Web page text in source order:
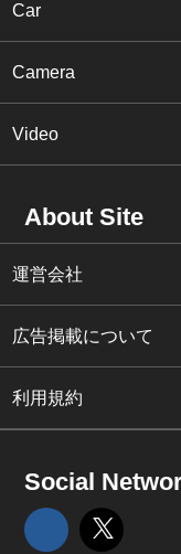
Car
Camera
Video
About Site
運営会社
広告掲載について
利用規約
Social